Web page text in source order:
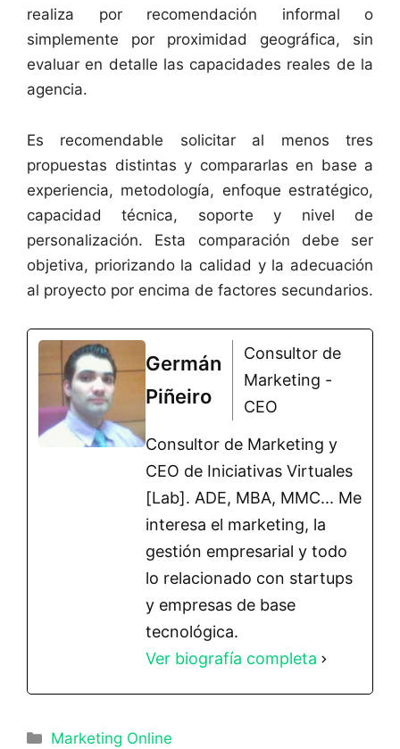
realiza por recomendación informal o
simplemente por proximidad geográfica, sin
evaluar en detalle las capacidades reales de la
agencia.
Es recomendable solicitar al menos tres
propuestas distintas y compararlas en base a
experiencia, metodología, enfoque estratégico,
capacidad técnica, soporte y nivel de
personalización. Esta comparación debe ser
objetiva, priorizando la calidad y la adecuación
al proyecto por encima de factores secundarios.
Germán
Piñeiro
Consultor de
Marketing -
CEO
Consultor de Marketing y
CEO de Iniciativas Virtuales
[Lab]. ADE, MBA, MMC... Me
interesa el marketing, la
gestión empresarial y todo
lo relacionado con startups
y empresas de base
tecnológica.
Ver biografía completa
Categorías
Marketing Online